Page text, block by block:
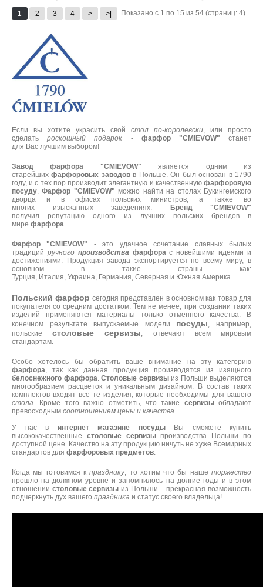
1 2 3 4 > >| Показано с 1 по 15 из 54 (страниц: 4)
Если вы хотите украсить свой стол по-королевски, или просто
сделать
роскошный подарок - фарфор "CMIEVOW"станет
для Вас лучшим выбором!
Завод фарфора "CMIEVOW"является однимиз
старейшихфарфоровых заводов в Польше. Он был основан в 1790
году,и с тех пор производит элегантную и качественную фарфоровую
посуду. Фарфор "CMIEVOW" можно найтина столах Букингемского
дворца
и в офисах польских министров,а также во
многих
изысканных заведениях. Бренд "CMIEVOW"
получилрепутацию одного из лучших польских
брендов в
мире фарфора.
Фарфор "CMIEVOW" -это удачное сочетание славных
былых
традиций ручного производствафарфора с новейшими идеями и
достижениями. Продукция завода экспортируется по всему миру,в
основном в
такие страны как:
Турция, Италия, Украина, Германия, Северная и Южная Америка.
Польский фарфор сегодня представлен в основном как товар для
покупателя со средним достатком. Тем не менее, при создании таких
изделий применяются материалы только отменного качества. В
конечном результате выпускаемые модели посуды, например,
польскиестоловые сервизы, отвечают всем мировым
стандартам.
Особо хотелось бы обратить ваше внимание на эту категорию
фарфора, так как данная продукция производятся из изящного
белоснежного фарфора. Столовые сервизыиз Польши выделяются
многообразием расцветок и уникальным дизайном. В состав таких
комплектов входят все те изделия, которые необходимы для вашего
стола. Кроме того важно отметить, что такие сервизыобладают
превосходным соотношением цены и качества.
У нас в интернет магазине посудыВы сможете купить
высококачественные столовые сервизыпроизводства Польши по
доступной цене. Качество на эту продукцию ничуть не хуже Всемирных
стандартов для фарфоровых предметов.
Когда мы готовимся кпразднику, то хотим что бы наше торжество
прошло на должном уровне и запомнилось на долгие годы и в этом
отношении столовые сервизы из Польши – прекрасная возможность
подчеркнуть дух вашего праздника и статус своего владельца!